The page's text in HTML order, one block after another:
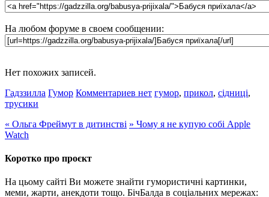
На любом форуме в своем сообщении:
Нет похожих записей.
Гадззилла Гумор Комментариев нет гумор, прикол, сідниці,
трусики
« Ольга Фреймут в дитинстві » Чому я не купую собі Apple
Watch
Коротко про проєкт
На цьому сайті Ви можете знайти гумористичні картинки,
меми, жарти, анекдоти тощо. БічБалда в соціальних мережах: